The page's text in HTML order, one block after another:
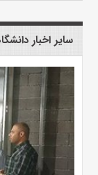
سایر اخبار